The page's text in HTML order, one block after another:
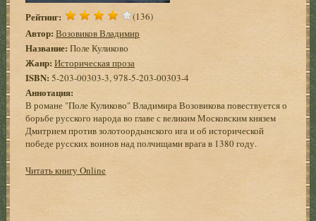
Рейтинг: (136)
Автор: Возовиков Владимир
Название: Поле Куликово
Жанр: Историческая проза
ISBN: 5-203-00303-3, 978-5-203-00303-4
Аннотация:
В романе "Поле Куликово" Владимира Возовикова повествуется о
борьбе русского народа во главе с великим Московским князем
Дмитрием против золотоордынского ига и об исторической
победе русских воинов над полчищами врага в 1380 году.
Читать книгу Online